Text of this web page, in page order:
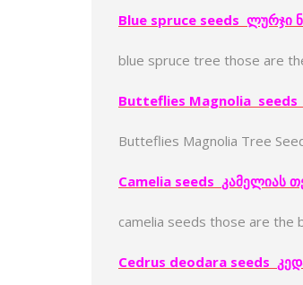
Blue spruce seeds ლურჯი
blue spruce tree those are
Butteflies Magnolia seeds
Butteflies Magnolia Tree
Camelia seeds კამელიას
camelia seeds those are the
Cedrus deodara seeds